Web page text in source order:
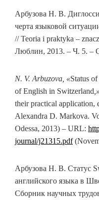
Арбузова Н. В.
черта языковой
// Teoria i praktyka –
Люблин, 2013. – Ч. 5. –
N. V. Arbuzova, «Status
of English in Switzerland ,»
their practical application,
Alexandra D. Markova.
Odessa, 2013) – URL:
journal/j21315.pdf
Арбузова Н. В. Статус
английского языка в
Сборник научных